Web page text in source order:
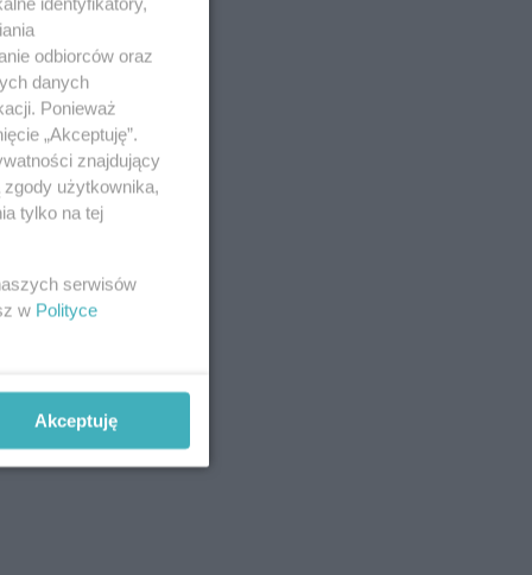
odbiorców oraz
danych
Ponieważ
„Akceptuję”.
znajdujący
użytkownika,
tylko na tej
serwisów
w Polityce
Akceptuję